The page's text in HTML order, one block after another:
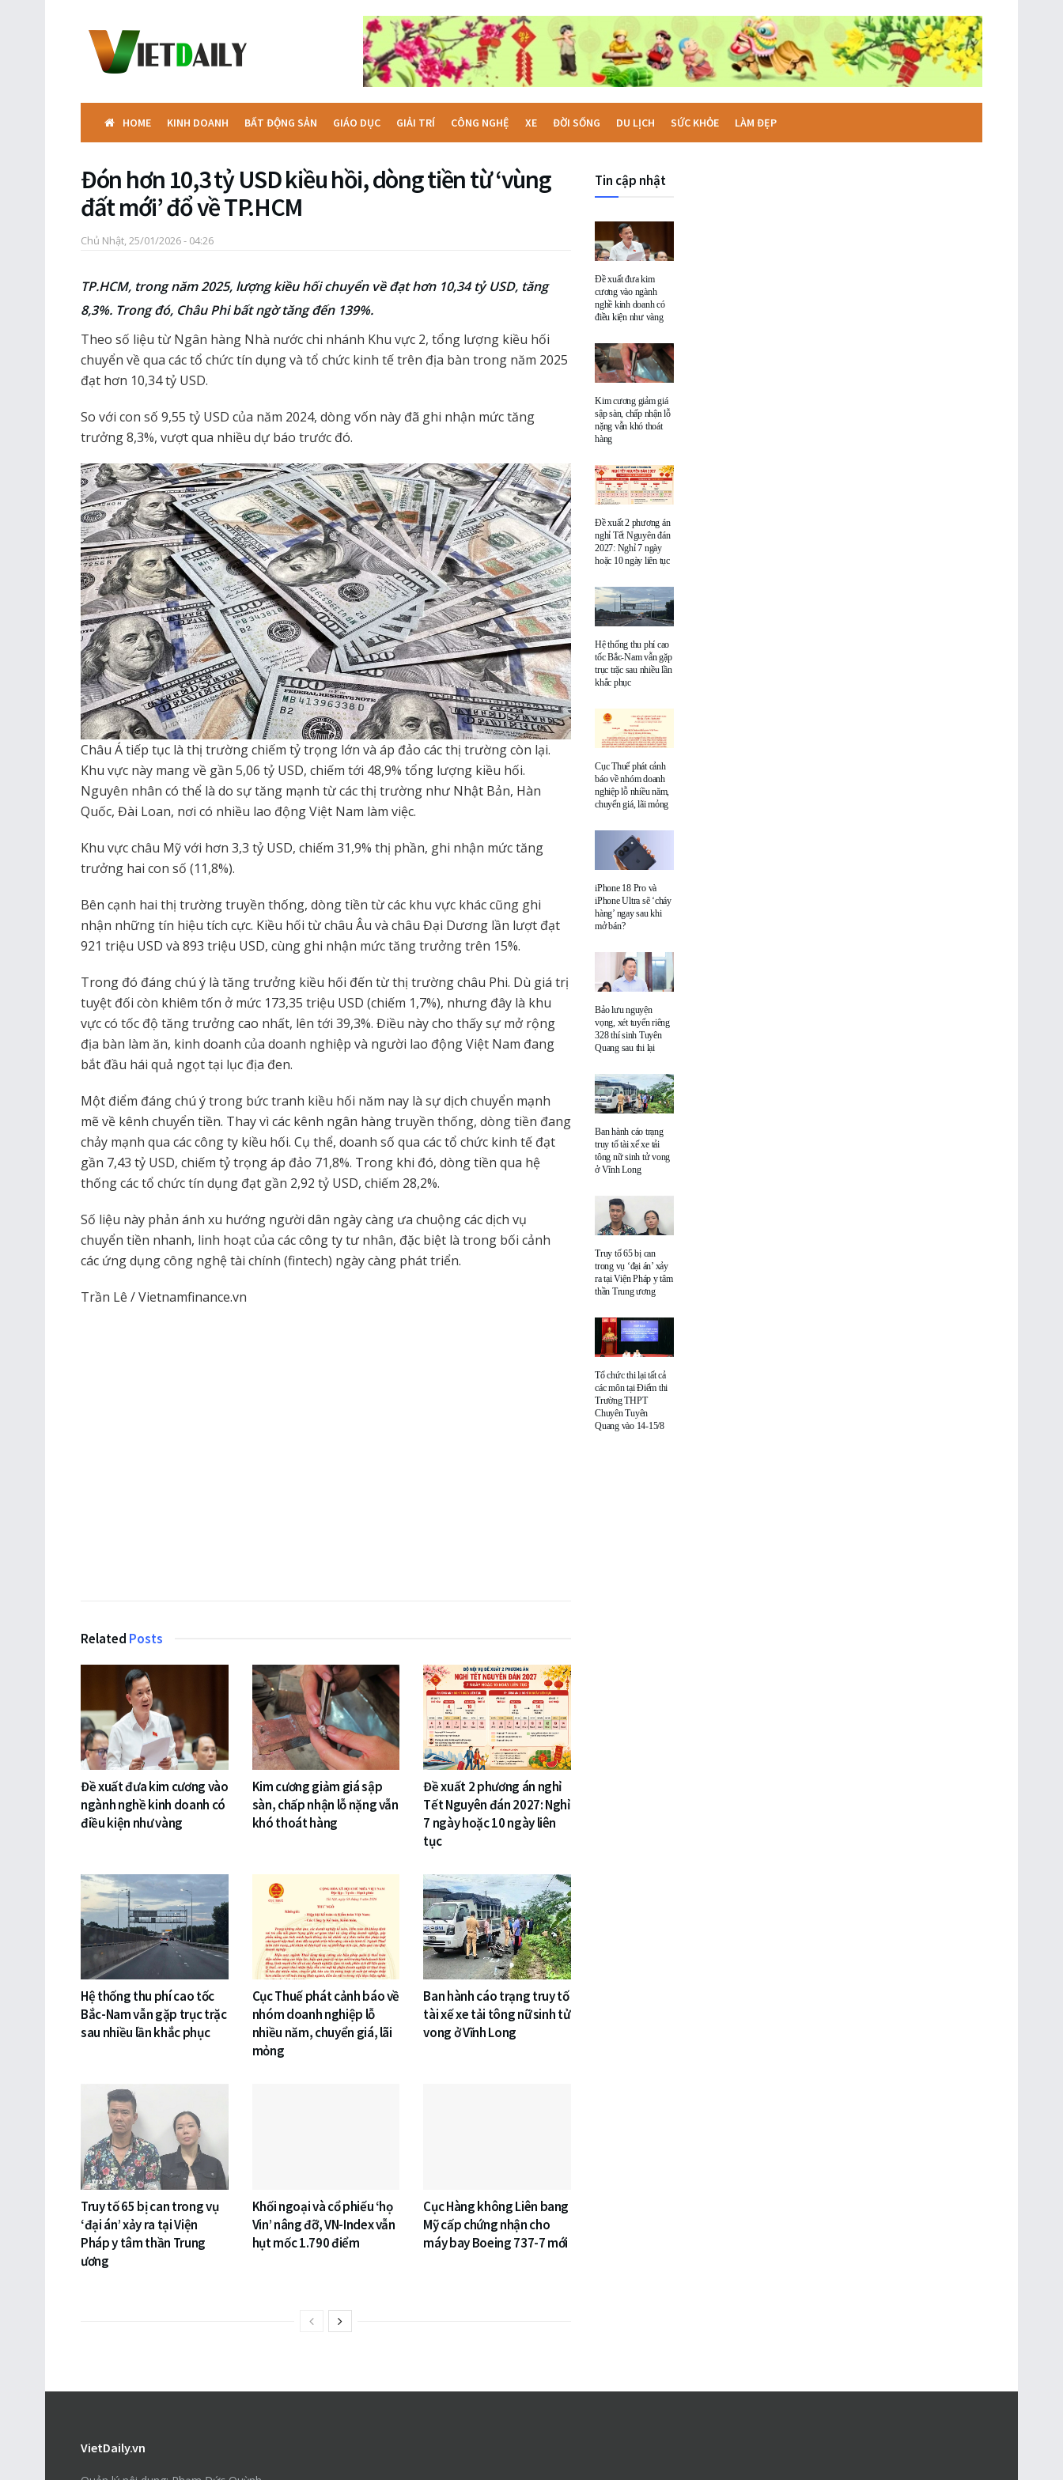
HOME KINH DOANH BẤT ĐỘNG SẢN GIÁO DỤC GIẢI TRÍ CÔNG NGHỆ XE ĐỜI SỐNG DU LỊCH SỨC KHỎE LÀM ĐẸP
Đón hơn 10,3 tỷ USD kiều hồi, dòng tiền từ ‘vùng
đất mới’ đổ về TP.HCM
Chủ Nhật, 25/01/2026 - 04:26
TP.HCM, trong năm 2025, lượng kiều hối chuyển về đạt hơn 10,34 tỷ USD, tăng
8,3%. Trong đó, Châu Phi bất ngờ tăng đến 139%.
Theo số liệu từ Ngân hàng Nhà nước chi nhánh Khu vực 2, tổng lượng kiều hối
chuyển về qua các tổ chức tín dụng và tổ chức kinh tế trên địa bàn trong năm 2025
đạt hơn 10,34 tỷ USD.
So với con số 9,55 tỷ USD của năm 2024, dòng vốn này đã ghi nhận mức tăng
trưởng 8,3%, vượt qua nhiều dự báo trước đó.
Châu Á tiếp tục là thị trường chiếm tỷ trọng lớn và áp đảo các thị trường còn lại.
Khu vực này mang về gần 5,06 tỷ USD, chiếm tới 48,9% tổng lượng kiều hối.
Nguyên nhân có thể là do sự tăng mạnh từ các thị trường như Nhật Bản, Hàn
Quốc, Đài Loan, nơi có nhiều lao động Việt Nam làm việc.
Khu vực châu Mỹ với hơn 3,3 tỷ USD, chiếm 31,9% thị phần, ghi nhận mức tăng
trưởng hai con số (11,8%).
Bên cạnh hai thị trường truyền thống, dòng tiền từ các khu vực khác cũng ghi
nhận những tín hiệu tích cực. Kiều hối từ châu Âu và châu Đại Dương lần lượt đạt
921 triệu USD và 893 triệu USD, cùng ghi nhận mức tăng trưởng trên 15%.
Trong đó đáng chú ý là tăng trưởng kiều hối đến từ thị trường châu Phi. Dù giá trị
tuyệt đối còn khiêm tốn ở mức 173,35 triệu USD (chiếm 1,7%), nhưng đây là khu
vực có tốc độ tăng trưởng cao nhất, lên tới 39,3%. Điều này cho thấy sự mở rộng
địa bàn làm ăn, kinh doanh của doanh nghiệp và người lao động Việt Nam đang
bắt đầu hái quả ngọt tại lục địa đen.
Một điểm đáng chú ý trong bức tranh kiều hối năm nay là sự dịch chuyển mạnh
mẽ về kênh chuyển tiền. Thay vì các kênh ngân hàng truyền thống, dòng tiền đang
chảy mạnh qua các công ty kiều hối. Cụ thể, doanh số qua các tổ chức kinh tế đạt
gần 7,43 tỷ USD, chiếm tỷ trọng áp đảo 71,8%. Trong khi đó, dòng tiền qua hệ
thống các tổ chức tín dụng đạt gần 2,92 tỷ USD, chiếm 28,2%.
Số liệu này phản ánh xu hướng người dân ngày càng ưa chuộng các dịch vụ
chuyển tiền nhanh, linh hoạt của các công ty tư nhân, đặc biệt là trong bối cảnh
các ứng dụng công nghệ tài chính (fintech) ngày càng phát triển.
Trần Lê / Vietnamfinance.vn
Related Posts
Đề xuất đưa kim cương vào
ngành nghề kinh doanh có
điều kiện như vàng
Kim cương giảm giá sập
sàn, chấp nhận lỗ nặng vẫn
khó thoát hàng
Đề xuất 2 phương án nghỉ
Tết Nguyên đán 2027: Nghỉ
7 ngày hoặc 10 ngày liên
tục
Hệ thống thu phí cao tốc
Bắc-Nam vẫn gặp trục trặc
sau nhiều lần khắc phục
Cục Thuế phát cảnh báo về
nhóm doanh nghiệp lỗ
nhiều năm, chuyển giá, lãi
mỏng
Ban hành cáo trạng truy tố
tài xế xe tải tông nữ sinh tử
vong ở Vĩnh Long
Truy tố 65 bị can trong vụ
‘đại án’ xảy ra tại Viện
Pháp y tâm thần Trung
ương
Khối ngoại và cổ phiếu ‘họ
Vin’ nâng đỡ, VN-Index vẫn
hụt mốc 1.790 điểm
Cục Hàng không Liên bang
Mỹ cấp chứng nhận cho
máy bay Boeing 737-7 mới
Tin cập nhật
Đề xuất đưa kim
cương vào ngành
nghề kinh doanh có
điều kiện như vàng
Kim cương giảm giá
sập sàn, chấp nhận lỗ
nặng vẫn khó thoát
hàng
Đề xuất 2 phương án
nghỉ Tết Nguyên đán
2027: Nghỉ 7 ngày
hoặc 10 ngày liên tục
Hệ thống thu phí cao
tốc Bắc-Nam vẫn gặp
trục trặc sau nhiều lần
khắc phục
Cục Thuế phát cảnh
báo về nhóm doanh
nghiệp lỗ nhiều năm,
chuyển giá, lãi mỏng
iPhone 18 Pro và
iPhone Ultra sẽ ‘cháy
hàng’ ngay sau khi
mở bán?
Bảo lưu nguyện
vọng, xét tuyển riêng
328 thí sinh Tuyên
Quang sau thi lại
Ban hành cáo trạng
truy tố tài xế xe tải
tông nữ sinh tử vong
ở Vĩnh Long
Truy tố 65 bị can
trong vụ ‘đại án’ xảy
ra tại Viện Pháp y tâm
thần Trung ương
Tổ chức thi lại tất cả
các môn tại Điểm thi
Trường THPT
Chuyên Tuyên
Quang vào 14-15/8
VietDaily.vn